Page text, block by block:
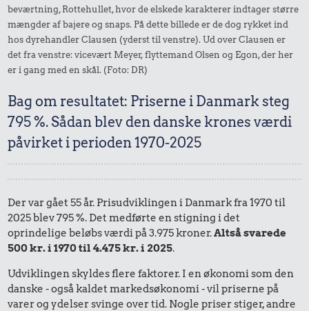
beværtning, Rottehullet, hvor de elskede karakterer indtager større
mængder af bajere og snaps. På dette billede er de dog rykket ind
hos dyrehandler Clausen (yderst til venstre). Ud over Clausen er
det fra venstre: vicevært Meyer, flyttemand Olsen og Egon, der her
er i gang med en skål. (Foto: DR)
Bag om resultatet: Priserne i Danmark steg
795 %. Sådan blev den danske krones værdi
påvirket i perioden 1970-2025
Der var gået 55 år. Prisudviklingen i Danmark fra 1970 til
2025 blev 795 %. Det medførte en stigning i det
oprindelige beløbs værdi på 3.975 kroner.Altså svarede
500 kr. i 1970 til 4.475 kr. i 2025.
Udviklingen skyldes flere faktorer. I en økonomi som den
danske - også kaldet markedsøkonomi - vil priserne på
varer og ydelser svinge over tid. Nogle priser stiger, andre